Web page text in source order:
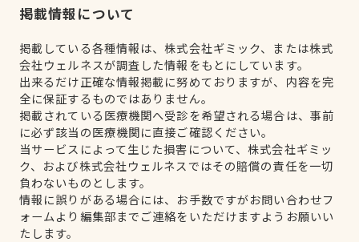
掲載情報について
掲載している各種情報は、株式会社ギミック、または株式
会社ウェルネスが調査した情報をもとにしています。
出来るだけ正確な情報掲載に努めておりますが、内容を完
全に保証するものではありません。
掲載されている医療機関へ受診を希望される場合は、事前
に必ず該当の医療機関に直接ご確認ください。
当サービスによって生じた損害について、株式会社ギミッ
ク、および株式会社ウェルネスではその賠償の責任を一切
負わないものとします。
情報に誤りがある場合には、お手数ですがお問い合わせフ
ォームより編集部までご連絡をいただけますようお願いい
たします。